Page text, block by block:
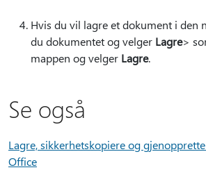
Hvis du vil lagre et dokument i den
du dokumentet og velger Lagre>
mappen og velger Lagre.
Se også
Lagre, sikkerhetskopiere og
Office